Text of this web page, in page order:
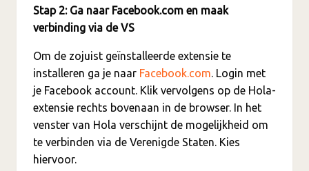
Stap 2: Ga naar Facebook.com en maak
verbinding via de VS
Om de zojuist geïnstalleerde extensie te
installeren ga je naar Facebook.com. Login met
je Facebook account. Klik vervolgens op de Hola-
extensie rechts bovenaan in de browser. In het
venster van Hola verschijnt de mogelijkheid om
te verbinden via de Verenigde Staten. Kies
hiervoor.